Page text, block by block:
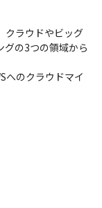
クラウドやビッグ
グの3つの領域から
へのクラウドマイ